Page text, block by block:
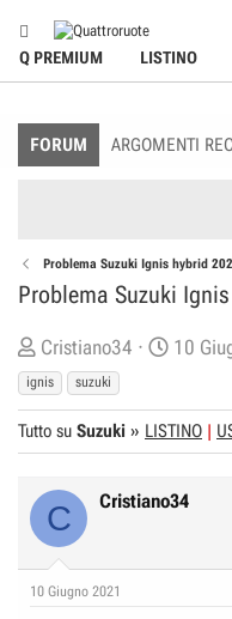
Q PREMIUM LISTINO
FORUM ARGOMENTI
Problema Suzuki Ignis hybrid
Problema Suzuki
C
r
e
a
t
o
e
D
Cristiano34
D
t
a
d
i
i
10
ignis
suzuki
Tutto su Suzuki » LISTINO
C Cristiano34
10 Giugno 2021